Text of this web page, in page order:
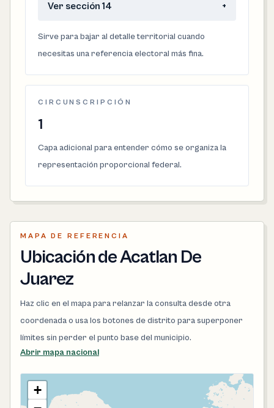
Ver sección 14 +
Sirve para bajar al detalle territorial cuando
necesitas una referencia electoral más fina.
CIRCUNSCRIPCIÓN
1
Capa adicional para entender cómo se organiza la
representación proporcional federal.
MAPA DE REFERENCIA
Ubicación de Acatlan De
Juarez
Haz clic en el mapa para relanzar la consulta desde otra
coordenada o usa los botones de distrito para superponer
límites sin perder el punto base del municipio.
Abrir mapa nacional
+